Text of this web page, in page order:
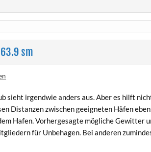
sm
sieht irgendwie anders aus. Aber es hilft
Distanzen zwischen geeigneten Häfen
Hafen. Vorhergesagte mögliche Gewitter
für Unbehagen. Bei anderen